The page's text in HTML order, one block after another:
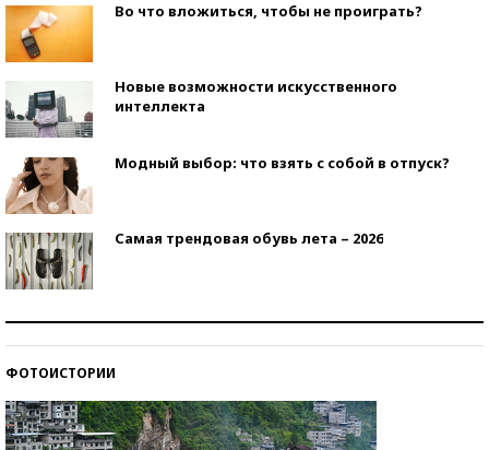
Во что вложиться, чтобы не проиграть?
Новые возможности искусственного
интеллекта
Модный выбор: что взять с собой в отпуск?
Самая трендовая обувь лета – 2026
ФОТОИСТОРИИ